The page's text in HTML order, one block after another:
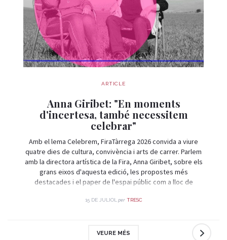
ARTICLE
Anna Giribet: "En moments
d'incertesa, també necessitem
celebrar"
Amb el lema Celebrem, FiraTàrrega 2026 convida a viure
quatre dies de cultura, convivència i arts de carrer. Parlem
amb la directora artística de la Fira, Anna Giribet, sobre els
grans eixos d'aquesta edició, les propostes més
destacades i el paper de l'espai públic com a lloc de
15 DE JULIOL per TRESC
VEURE MÉS